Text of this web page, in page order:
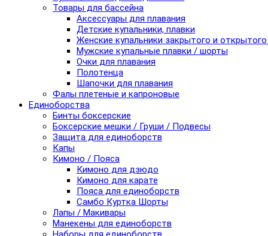
Товары для бассейна
Аксессуары для плавания
Детские купальники, плавки
Женские купальники закрытого и
Мужские купальные плавки / шорты
Очки для плавания
Полотенца
Шапочки для плавания
Фалы плетеные и капроновые
Единоборства
Бинты боксерские
Боксерские мешки / Груши / Подвесы
Защита для единоборств
Капы
Кимоно / Пояса
Кимоно для дзюдо
Кимоно для карате
Пояса для единоборств
Самбо Куртка Шорты
Лапы / Макивары
Манекены для единоборств